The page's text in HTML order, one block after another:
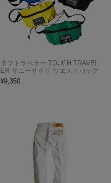
タフトラベラー TOUGH TRAVEL
ER サニーサイド ウエストバッグ
¥9,350